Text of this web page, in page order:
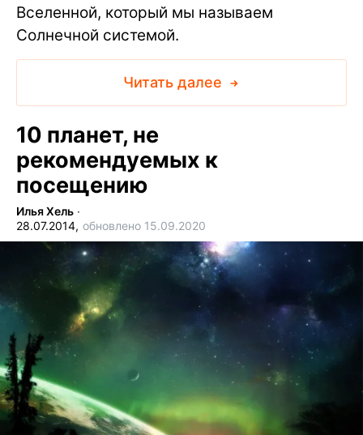
Вселенной, который мы называем
Солнечной системой.
Читать далее
10 планет, не
рекомендуемых к
посещению
Илья Хель ∙
28.07.2014, обновлено 15.09.2020